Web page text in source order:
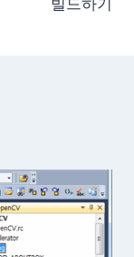
빌드하기